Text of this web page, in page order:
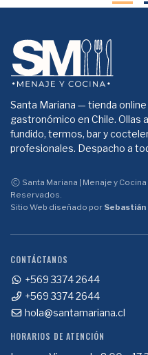
Santa Mariana — tienda
gastronómico en Chile. Ollas
fundido, termos, bar y
profesionales. Despacho a
Santa Mariana | Menaje y
Reservados.
Sitio Web diseñado por Sebastián
CONTÁCTANOS
+569 3374 2644
+569 3374 2644
hola@santamariana.cl
HORARIOS DE ATENCIÓN